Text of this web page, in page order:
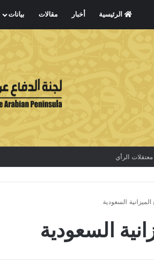
الرئيسية أخبار مقالات بيانات
معتقلات الرأي
الميزانية السعودية
السعودية